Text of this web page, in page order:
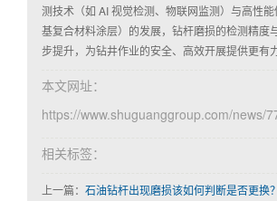
测技术（如 AI 视觉检测、物联网监测）与高性
基复合材料涂层）的发展，钻杆磨损的检测精度
步提升，为钻井作业的安全、高效开展提供更有
本文网址：
https://www.shuguanggroup.com/news/
相关标签：
上一篇： 石油钻杆出现磨损该如何判断是否更换？